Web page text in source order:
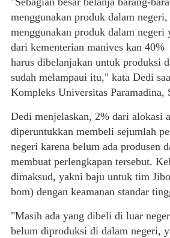
menggunakan produk dalam
menggunakan produk dalam negeri
dari kementerian manives kan
harus dibelanjakan untuk produksi
sudah melampaui itu," kata Dedi
Kompleks Universitas Paramadina,
Dedi menjelaskan, 2% dari alokasi
diperuntukkan membeli sejumlah
negeri karena belum ada produsen
membuat perlengkapan tersebut.
dimaksud, yakni baju untuk tim
bom) dengan keamanan standar
"Masih ada yang dibeli di luar
belum diproduksi di dalam negeri,